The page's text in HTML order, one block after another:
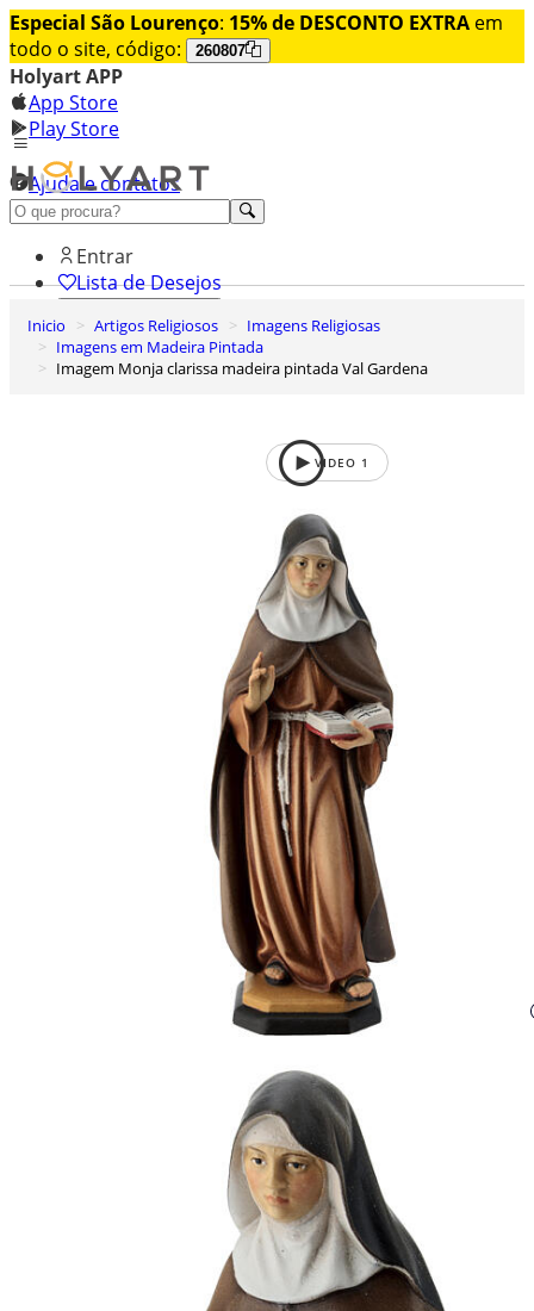
Especial São Lourenço: 15% de DESCONTO EXTRA em
todo o site, código:
260807
Holyart APP
App Store
Play Store
Ajuda e contatos
Conheça premium
Entrar
Lista de Desejos
0
Carrinho de Compras
Inicio Artigos Religiosos
Imagens Religiosas
Imagens em Madeira Pintada
Imagem Monja clarissa madeira pintada Val Gardena
VIDEO 1